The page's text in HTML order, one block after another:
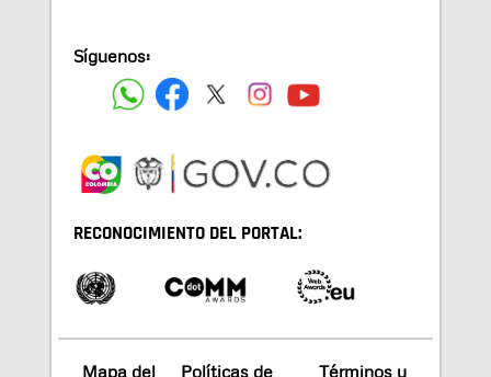
Síguenos:
RECONOCIMIENTO DEL PORTAL:
Mapa del Políticas de Términos y